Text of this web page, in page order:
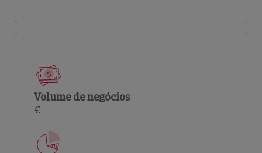
Volume de negócios
€